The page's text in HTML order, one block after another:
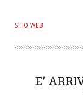
U
H
SITO WEB
E’